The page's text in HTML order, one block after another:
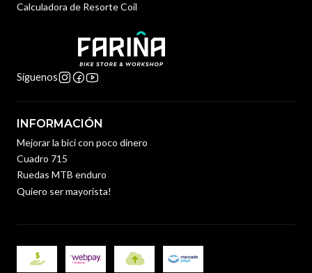
Calculadora de Resorte Coil
Síguenos
INFORMACIÓN
Mejorar la bici con poco dinero
Cuadro 715
Ruedas MTB enduro
Quiero ser mayorista!